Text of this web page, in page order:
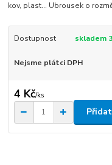
kov, plast... Ubrousek o
Dostupnost skladem
Nejsme plátci DPH
4 Kč/ks